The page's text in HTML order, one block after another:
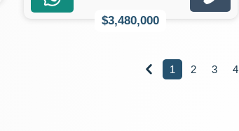
$3,480,000
 1 2 3 4